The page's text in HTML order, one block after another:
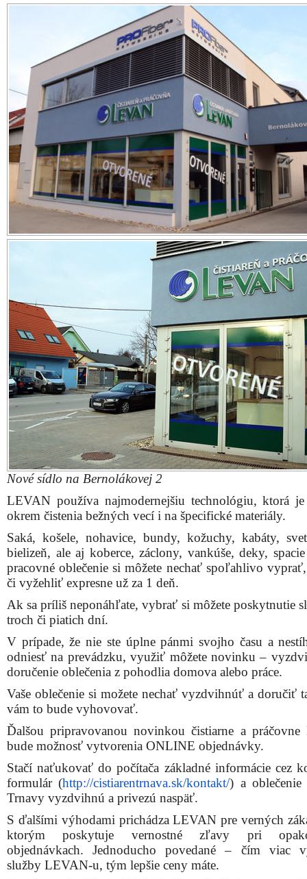
Nové sídlo na Bernolákovej 2
LEVAN používa najmodernejšiu technológiu, ktorá
okrem čistenia bežných vecí i na špecifické materiály.
Saká, košele, nohavice, bundy, kožuchy, kabáty,
bielizeň, ale aj koberce, záclony, vankúše, deky,
pracovné oblečenie si môžete nechať spoľahlivo
či vyžehliť expresne už za 1 deň.
Ak sa príliš neponáhľate, vybrať si môžete poskytnutie
troch či piatich dní.
V prípade, že nie ste úplne pánmi svojho času a
odniesť na prevádzku, využiť môžete novinku –
doručenie oblečenia z pohodlia domova alebo práce.
Vaše oblečenie si možete nechať vyzdvihnúť a doručiť
vám to bude vyhovovať.
Ďalšou pripravovanou novinkou čistiarne a
bude možnosť vytvorenia ONLINE objednávky.
Stačí naťukovať do počítača základné informácie cez
formulár (http://cistiarentrnava.sk/kontakt/) a
Trnavy vyzdvihnú a privezú naspäť.
S ďalšími výhodami prichádza LEVAN pre verných
ktorým poskytuje vernostné zľavy pri
objednávkach. Jednoducho povedané – čím viac
služby LEVAN-u, tým lepšie ceny máte.